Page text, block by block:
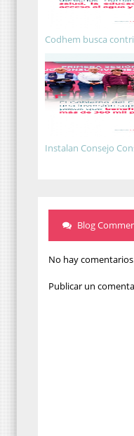
Codhem busca
Instalan Consejo
Blog
No hay
Publicar un